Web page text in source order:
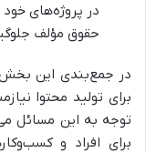
در پروژه‌های خود
حقوق مؤلف
در جمع‌بندی این
برای تولید محتوا
توجه به این مسائل
برای افراد و